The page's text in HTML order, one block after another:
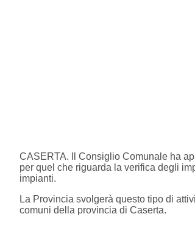
CASERTA. Il Consiglio Comunale ha
per quel che riguarda la verifica degli
impianti.
La Provincia svolgerà questo tipo di
comuni della provincia di Caserta.